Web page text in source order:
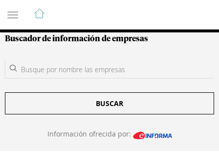
Guía de Empresas Colombianas
Buscador de información de empresas
BUSCAR
Información ofrecida por: